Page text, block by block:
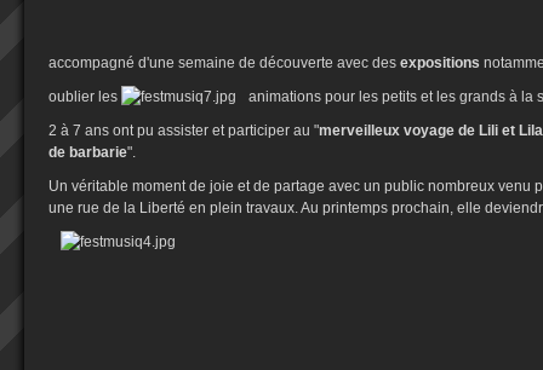
accompagné d'une semaine de découverte avec des expositions
oublier les
animations pour les petits et les grands à la
2 à 7 ans ont pu assister et participer au "merveilleux voyage de Lili et
de barbarie".
Un véritable moment de joie et de partage avec un public nombreux venu
une rue de la Liberté en plein travaux. Au printemps prochain, elle